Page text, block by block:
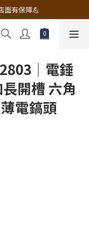
五金網拍🔧
面有保障💪
修一年📌
｜電錘
開槽 六角
電鎬頭